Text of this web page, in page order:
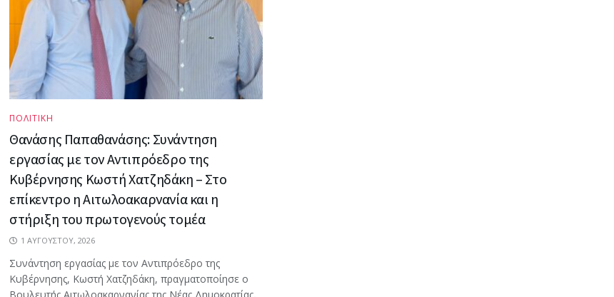
ΠΟΛΙΤΙΚΗ
Θανάσης Παπαθανάσης: Συνάντηση
εργασίας με τον Αντιπρόεδρο της
Κυβέρνησης Κωστή Χατζηδάκη – Στο
επίκεντρο η Αιτωλοακαρνανία και η
στήριξη του πρωτογενούς τομέα
1 ΑΥΓΟΎΣΤΟΥ, 2026
Συνάντηση εργασίας με τον Αντιπρόεδρο της
Κυβέρνησης, Κωστή Χατζηδάκη, πραγματοποίησε ο